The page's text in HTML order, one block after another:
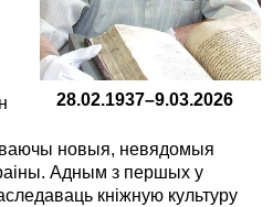
28.02.1937–9.03.2026
новыя, невядомыя
Адным з першых у
кніжную культуру